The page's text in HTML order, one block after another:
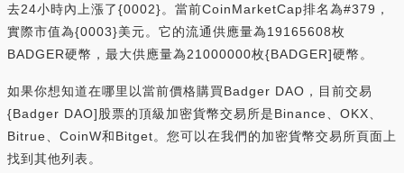
去24小時內上漲了{0002}。當前CoinMarketCap排名為#379，
實際市值為{0003}美元。它的流通供應量為19165608枚
BADGER硬幣，最大供應量為21000000枚{BADGER]硬幣。
如果你想知道在哪里以當前價格購買Badger DAO，目前交易
{Badger DAO]股票的頂級加密貨幣交易所是Binance、OKX、
Bitrue、CoinW和Bitget。您可以在我們的加密貨幣交易所頁面上
找到其他列表。